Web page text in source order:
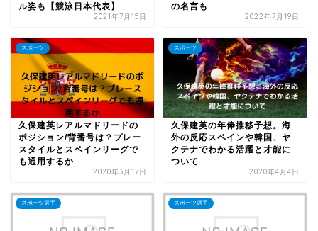
ル姿も【競泳日本代表】
2021年7月15日
の名言も
2022年7月19日
スポーツ
久保建英レアルマドリードの
ポジション/背番号は？プレー
スタイルとスペインリーグで
も通用するか
2020年3月17日
スポーツ
久保建英の年俸推移予想。海
外の反応スペインや韓国、ヤ
クテナでわかる活躍と才能に
ついて
2020年4月4日
スポーツ選手 スポーツ選手